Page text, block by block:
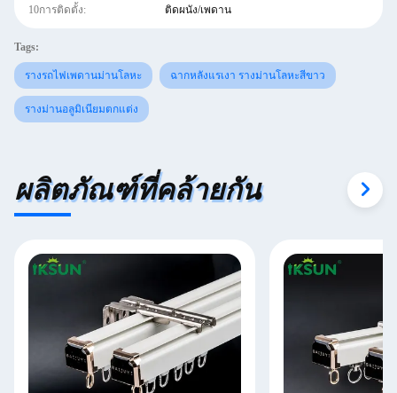
10การติดตั้ง: ติดผนัง/เพดาน
Tags:
รางรถไฟเพดานม่านโลหะ ฉากหลังแรเงา รางม่านโลหะสีขาว
รางม่านอลูมิเนียมตกแต่ง
ผลิตภัณฑ์ที่คล้ายกัน